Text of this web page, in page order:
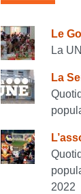
Le
La
La
2022